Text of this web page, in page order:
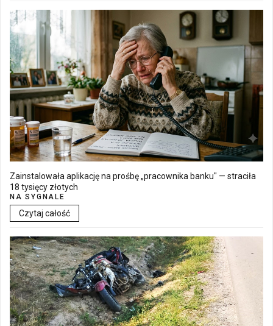
Zainstalowała aplikację na prośbę „pracownika banku" — straciła
18 tysięcy złotych
NA SYGNALE
Czytaj całość